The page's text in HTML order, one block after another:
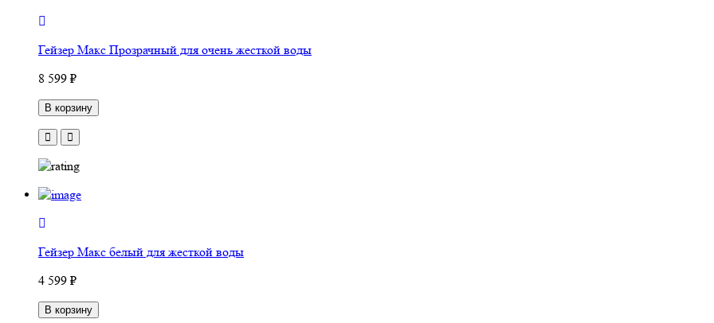
Гейзер Макс Прозрачный для очень жесткой воды
8 599 ₽
В корзину
Гейзер Макс белый для жесткой воды
4 599 ₽
В корзину